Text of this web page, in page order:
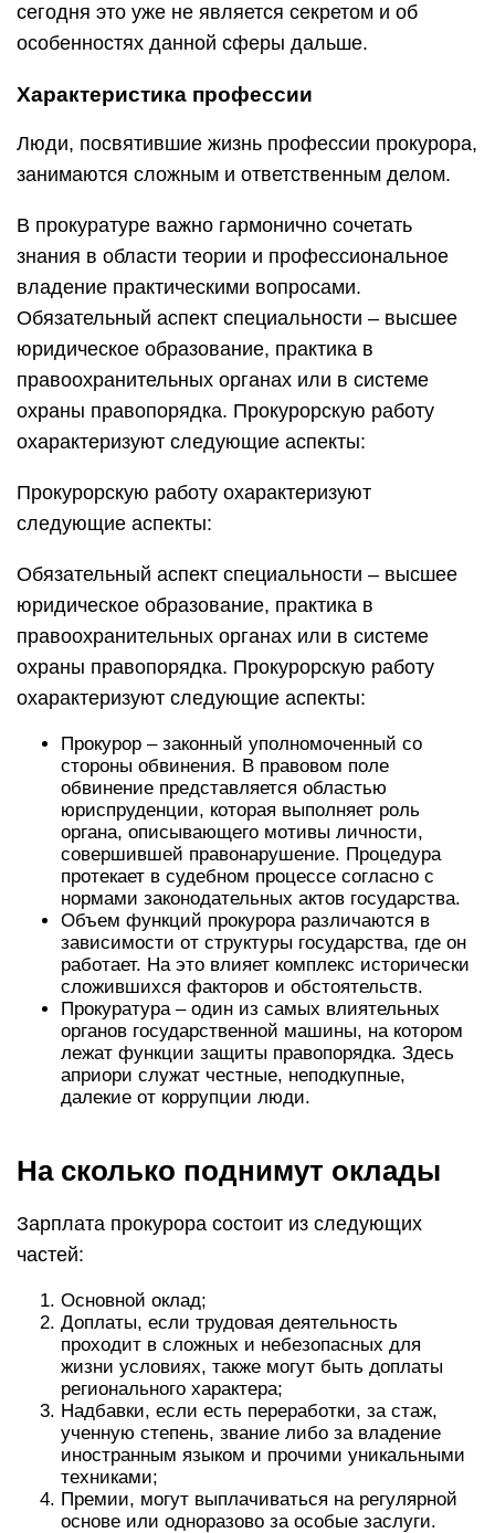
сегодня это уже не является секретом и об
особенностях данной сферы дальше.
Характеристика профессии
Люди, посвятившие жизнь профессии прокурора,
занимаются сложным и ответственным делом.
В прокуратуре важно гармонично сочетать
знания в области теории и профессиональное
владение практическими вопросами.
Обязательный аспект специальности – высшее
юридическое образование, практика в
правоохранительных органах или в системе
охраны правопорядка. Прокурорскую работу
охарактеризуют следующие аспекты:
Прокурорскую работу охарактеризуют
следующие аспекты:
Обязательный аспект специальности – высшее
юридическое образование, практика в
правоохранительных органах или в системе
охраны правопорядка. Прокурорскую работу
охарактеризуют следующие аспекты:
Прокурор – законный уполномоченный со
стороны обвинения. В правовом поле
обвинение представляется областью
юриспруденции, которая выполняет роль
органа, описывающего мотивы личности,
совершившей правонарушение. Процедура
протекает в судебном процессе согласно с
нормами законодательных актов государства.
Объем функций прокурора различаются в
зависимости от структуры государства, где он
работает. На это влияет комплекс исторически
сложившихся факторов и обстоятельств.
Прокуратура – один из самых влиятельных
органов государственной машины, на котором
лежат функции защиты правопорядка. Здесь
априори служат честные, неподкупные,
далекие от коррупции люди.
На сколько поднимут оклады
Зарплата прокурора состоит из следующих
частей:
Основной оклад;
Доплаты, если трудовая деятельность
проходит в сложных и небезопасных для
жизни условиях, также могут быть доплаты
регионального характера;
Надбавки, если есть переработки, за стаж,
ученную степень, звание либо за владение
иностранным языком и прочими уникальными
техниками;
Премии, могут выплачиваться на регулярной
основе или одноразово за особые заслуги.